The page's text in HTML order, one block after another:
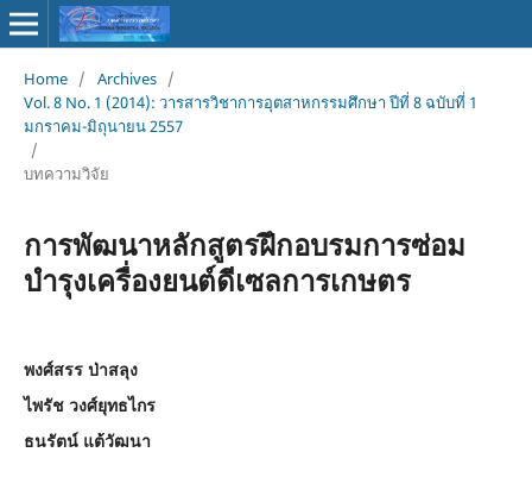
Home / Archives /
Vol. 8 No. 1 (2014): วารสารวิชาการอุตสาหกรรมศึกษา ปีที่ 8 ฉบับที่ 1
มกราคม-มิถุนายน 2557
/
บทความวิจัย
การพัฒนาหลักสูตรฝึกอบรมการซ่อม
บำรุงเครื่องยนต์ดีเซลการเกษตร
พงศ์สรร ป่าสลุง
ไพรัช วงศ์ยุทธไกร
ธนรัตน์ แต้วัฒนา